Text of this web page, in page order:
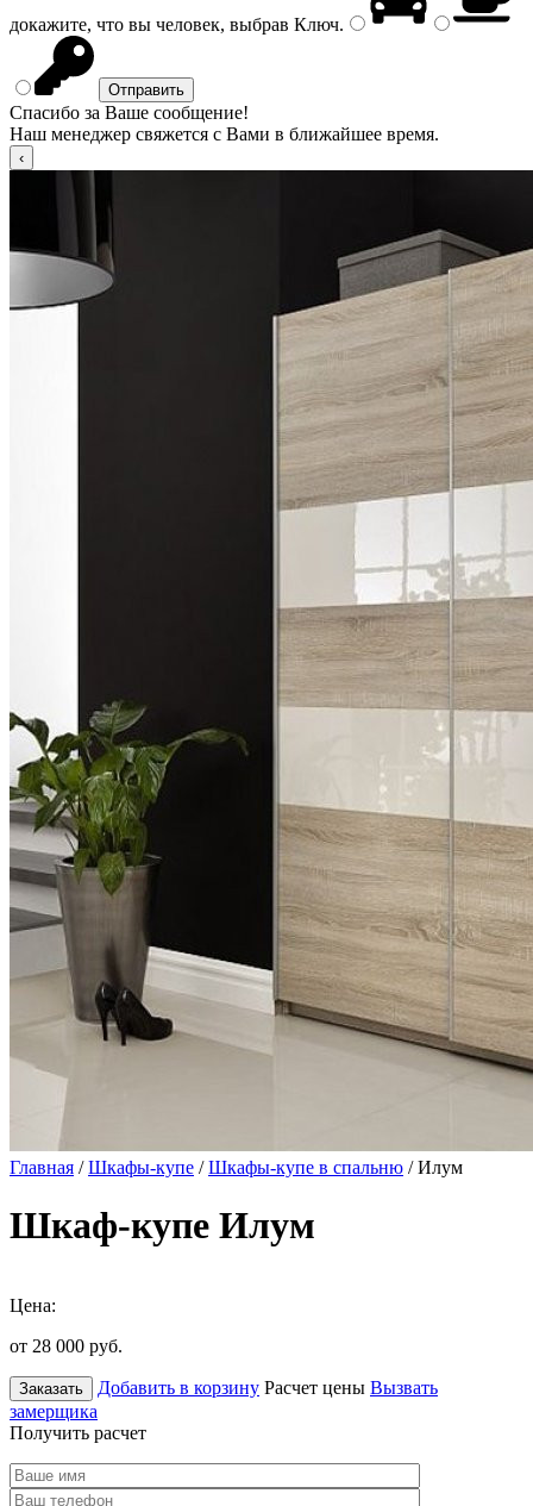
докажите, что вы человек, выбрав Ключ.
Спасибо за Ваше сообщение!
Наш менеджер свяжется с Вами в ближайшее время.
Главная /Шкафы-купе /Шкафы-купе в спальню / Илум
Шкаф-купе Илум
Цена:
от 28 000 руб.
Заказать Добавить в корзину Расчет цены Вызвать
замерщика
Получить расчет